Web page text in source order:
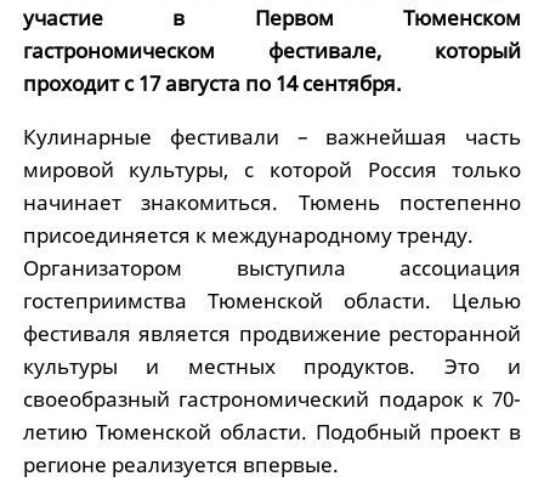
участие в Первом Тюменском
гастрономическом фестивале, который
проходит с 17 августа по 14 сентября.
Кулинарные фестивали – важнейшая часть
мировой культуры, с которой Россия только
начинает знакомиться. Тюмень постепенно
присоединяется к международному тренду.
Организатором выступила ассоциация
гостеприимства Тюменской области. Целью
фестиваля является продвижение ресторанной
культуры и местных продуктов. Это и
своеобразный гастрономический подарок к 70-
летию Тюменской области. Подобный проект в
регионе реализуется впервые.